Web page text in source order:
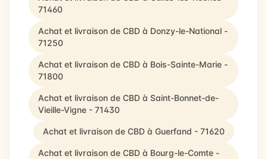
71460
Achat et livraison de CBD à Donzy-le-National -
71250
Achat et livraison de CBD à Bois-Sainte-Marie -
71800
Achat et livraison de CBD à Saint-Bonnet-de-
Vieille-Vigne - 71430
Achat et livraison de CBD à Guerfand - 71620
Achat et livraison de CBD à Bourg-le-Comte -